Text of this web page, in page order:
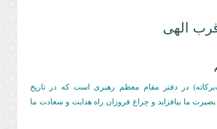
الهی
در دفتر مقام معظم رهبری است كه در تاریخ
این رهنمودها بر بصیرت ما بیافزاید و چراغ فروزان راه هدایت و سعادت ما